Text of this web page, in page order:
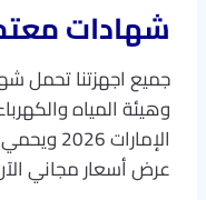
شهادات
جميع اجهزتنا تحمل
وهيئة المياه
عرض أسعار مجاني الآن